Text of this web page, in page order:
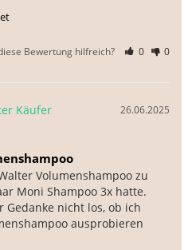
Bewertung hilfreich? 0 0
26.06.2025
Volumenshampoo zu
Moni Shampoo 3x hatte.
nicht los, ob ich
ausprobieren